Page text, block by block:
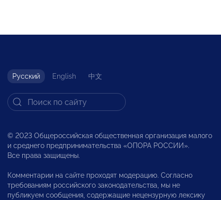
Русский English 中文
© 2023 Общероссийская общественная организация малого
и среднего предпринимательства «ОПОРА РОССИИ».
Все права защищены.
Комментарии на сайте проходят модерацию. Согласно
требованиям российского законодательства, мы не
публикуем сообщения, содержащие нецензурную лексику